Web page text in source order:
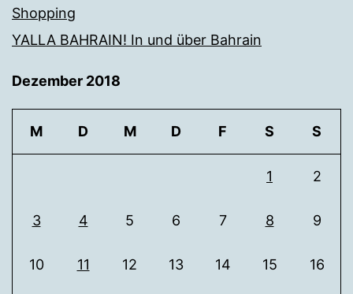
Shopping
YALLA BAHRAIN! In und über Bahrain
Dezember 2018
M D M D F S S
1 2
3 4 5 6 7 8 9
10 11 12 13 14 15 16